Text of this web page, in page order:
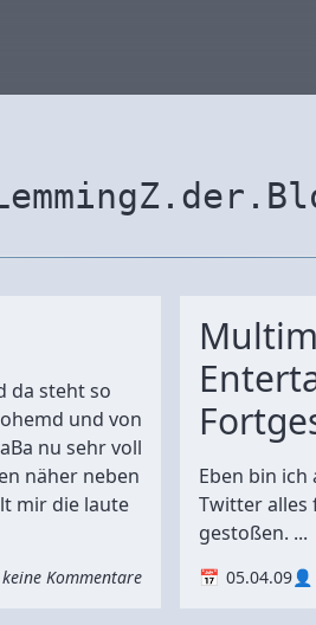
da steht so
und von
nu sehr voll
näher neben
mir die laute
keine Kommentare
Eben bin
Twitter alles
gestoßen. ...
05.04.09